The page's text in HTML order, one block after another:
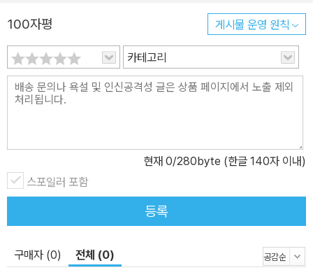
100자평 게시물 운영 원칙
카테고리
현재 0/280byte (한글 140자 이내)
스포일러 포함
등록
구매자 (0) 전체 (0)